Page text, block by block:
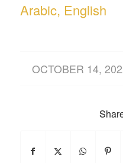
Arabic, English
OCTOBER 14,
/